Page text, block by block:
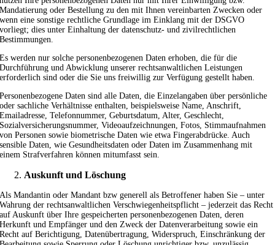
Mandatierung oder Bestellung zu den mit Ihnen vereinbarten Zwecken oder
wenn eine sonstige rechtliche Grundlage im Einklang mit der DSGVO
vorliegt; dies unter Einhaltung der datenschutz- und zivilrechtlichen
Bestimmungen.
Es werden nur solche personenbezogenen Daten erhoben, die für die
Durchführung und Abwicklung unserer rechtsanwaltlichen Leistungen
erforderlich sind oder die Sie uns freiwillig zur Verfügung gestellt haben.
Personenbezogene Daten sind alle Daten, die Einzelangaben über persönliche
oder sachliche Verhältnisse enthalten, beispielsweise Name, Anschrift,
Emailadresse, Telefonnummer, Geburtsdatum, Alter, Geschlecht,
Sozialversicherungsnummer, Videoaufzeichnungen, Fotos, Stimmaufnahmen
von Personen sowie biometrische Daten wie etwa Fingerabdrücke. Auch
sensible Daten, wie Gesundheitsdaten oder Daten im Zusammenhang mit
einem Strafverfahren können mitumfasst sein.
Auskunft und Löschung
Als Mandantin oder Mandant bzw generell als Betroffener haben Sie – unter
Wahrung der rechtsanwaltlichen Verschwiegenheitspflicht – jederzeit das Recht
auf Auskunft über Ihre gespeicherten personenbezogenen Daten, deren
Herkunft und Empfänger und den Zweck der Datenverarbeitung sowie ein
Recht auf Berichtigung, Datenübertragung, Widerspruch, Einschränkung der